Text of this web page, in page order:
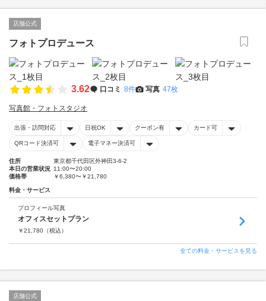
店舗公式
フォトプロデュース
3.62 口コミ 8件 写真 47枚
写真館・フォトスタジオ
出張・訪問対応 日祝OK クーポン有 カード可
QRコード決済可 電子マネー決済可
住所
東京都千代田区外神田3-6-2
本日の営業状況 11:00〜20:00
価格帯
￥6,380〜￥21,780
料金・サービス
プロフィール写真
オフィスセットプラン
￥21,780 （税込）
全ての料金・サービスを見る
店舗公式